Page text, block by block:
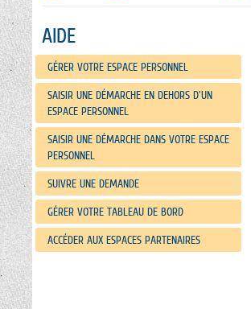
AIDE
GÉRER VOTRE ESPACE PERSONNEL
SAISIR UNE DÉMARCHE EN DEHORS D'UN
ESPACE PERSONNEL
SAISIR UNE DÉMARCHE DANS VOTRE ESPACE
PERSONNEL
SUIVRE UNE DEMANDE
GÉRER VOTRE TABLEAU DE BORD
ACCÉDER AUX ESPACES PARTENAIRES